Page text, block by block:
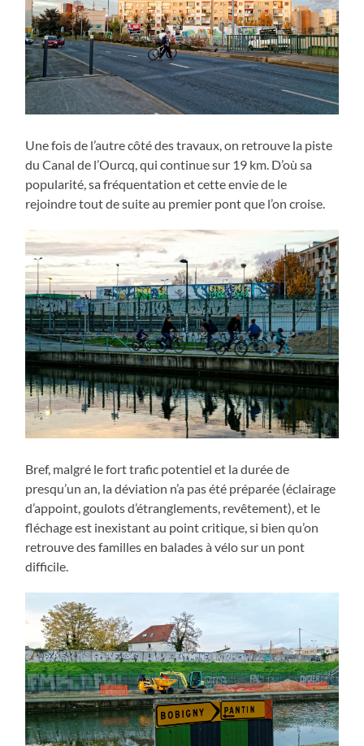
Une fois de l’autre côté des travaux, on retrouve la piste
du Canal de l’Ourcq, qui continue sur 19 km. D’où sa
popularité, sa fréquentation et cette envie de le
rejoindre tout de suite au premier pont que l’on croise.
Bref, malgré le fort trafic potentiel et la durée de
presqu’un an, la déviation n’a pas été préparée (éclairage
d’appoint, goulots d’étranglements, revêtement), et le
fléchage est inexistant au point critique, si bien qu’on
retrouve des familles en balades à vélo sur un pont
difficile.